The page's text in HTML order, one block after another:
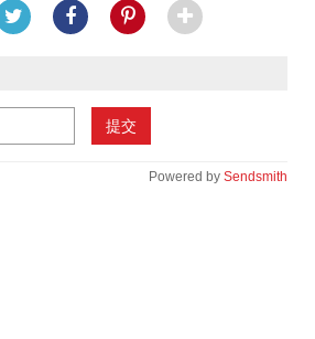
提交
Powered by Sendsmith